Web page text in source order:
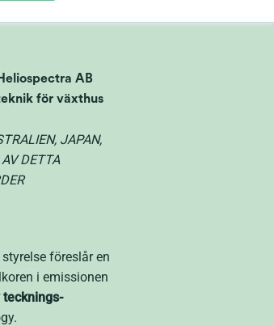
AB
för växthus
JAPAN,
DETTA
föreslår en
i emissionen
teck­nings­­